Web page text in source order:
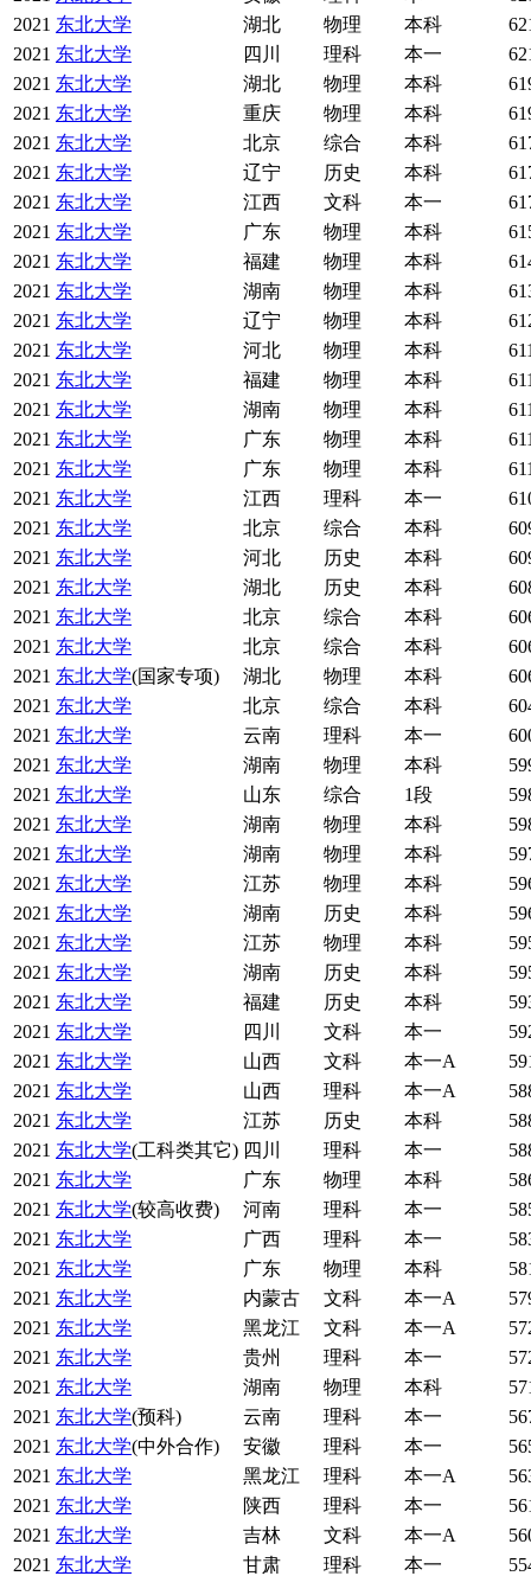
2021 东北大学 湖北 物理 本科
2021 东北大学 四川 理科 本一
2021 东北大学 湖北 物理 本科
2021 东北大学 重庆 物理 本科
2021 东北大学 北京 综合 本科
2021 东北大学 辽宁 历史 本科
2021 东北大学 江西 文科 本一
2021 东北大学 广东 物理 本科
2021 东北大学 福建 物理 本科
2021 东北大学 湖南 物理 本科
2021 东北大学 辽宁 物理 本科
2021 东北大学 河北 物理 本科
2021 东北大学 福建 物理 本科
2021 东北大学 湖南 物理 本科
2021 东北大学 广东 物理 本科
2021 东北大学 广东 物理 本科
2021 东北大学 江西 理科 本一
2021 东北大学 北京 综合 本科
2021 东北大学 河北 历史 本科
2021 东北大学 湖北 历史 本科
2021 东北大学 北京 综合 本科
2021 东北大学 北京 综合 本科
2021 东北大学(国家专项) 湖北 物理 本科
2021 东北大学 北京 综合 本科
2021 东北大学 云南 理科 本一
2021 东北大学 湖南 物理 本科
2021 东北大学 山东 综合 1段
2021 东北大学 湖南 物理 本科
2021 东北大学 湖南 物理 本科
2021 东北大学 江苏 物理 本科
2021 东北大学 湖南 历史 本科
2021 东北大学 江苏 物理 本科
2021 东北大学 湖南 历史 本科
2021 东北大学 福建 历史 本科
2021 东北大学 四川 文科 本一
2021 东北大学 山西 文科 本一A
2021 东北大学 山西 理科 本一A
2021 东北大学 江苏 历史 本科
2021 东北大学(工科类其它) 四川 理科 本一
2021 东北大学 广东 物理 本科
2021 东北大学(较高收费) 河南 理科 本一
2021 东北大学 广西 理科 本一
2021 东北大学 广东 物理 本科
2021 东北大学 内蒙古 文科 本一A
2021 东北大学 黑龙江 文科 本一A
2021 东北大学 贵州 理科 本一
2021 东北大学 湖南 物理 本科
2021 东北大学(预科) 云南 理科 本一
2021 东北大学(中外合作) 安徽 理科 本一
2021 东北大学 黑龙江 理科 本一A
2021 东北大学 陕西 理科 本一
2021 东北大学 吉林 文科 本一A
2021 东北大学 甘肃 理科 本一